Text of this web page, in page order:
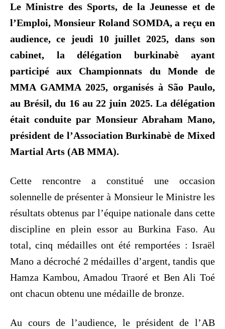
Le Ministre des Sports, de la Jeunesse et de
l’Emploi, Monsieur Roland SOMDA, a reçu en
audience, ce jeudi 10 juillet 2025, dans son
cabinet, la délégation burkinabè ayant
participé aux Championnats du Monde de
MMA GAMMA 2025, organisés à São Paulo,
au Brésil, du 16 au 22 juin 2025. La délégation
était conduite par Monsieur Abraham Mano,
président de l’Association Burkinabè de Mixed
Martial Arts (AB MMA).
Cette rencontre a constitué une occasion
solennelle de présenter à Monsieur le Ministre les
résultats obtenus par l’équipe nationale dans cette
discipline en plein essor au Burkina Faso. Au
total, cinq médailles ont été remportées : Israël
Mano a décroché 2 médailles d’argent, tandis que
Hamza Kambou, Amadou Traoré et Ben Ali Toé
ont chacun obtenu une médaille de bronze.
Au cours de l’audience, le président de l’AB